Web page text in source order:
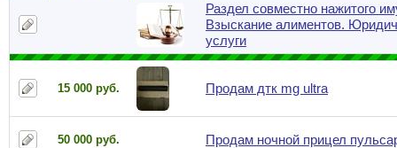
Раздел совместно нажитого
Взыскание алиментов.
услуги
15 000 руб. Продам дтк mg ultra
50 000 руб. Продам ночной прицел